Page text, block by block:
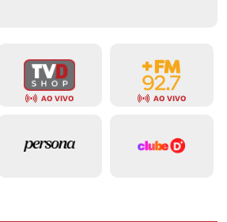
AO VIVO AO VIVO